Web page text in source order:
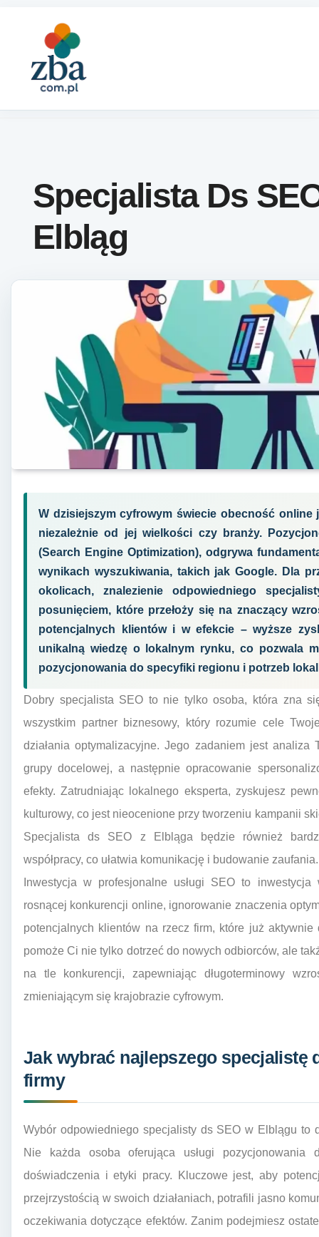
Specjalista Ds
Elbląg
W dzisiejszym cyfrowym świecie obecność
niezależnie od jej wielkości czy branży.
(Search Engine Optimization), odgrywa
wynikach wyszukiwania, takich jak Google. Dla
okolicach, znalezienie odpowiedniego
posunięciem, które przełoży się na znaczący
potencjalnych klientów i w efekcie – wyższe
unikalną wiedzę o lokalnym rynku, co pozwala
pozycjonowania do specyfiki regionu i potrzeb
Dobry specjalista SEO to nie tylko osoba, która zna
wszystkim partner biznesowy, który rozumie cele
działania optymalizacyjne. Jego zadaniem jest
grupy docelowej, a następnie opracowanie
efekty. Zatrudniając lokalnego eksperta, zyskujesz
kulturowy, co jest nieocenione przy tworzeniu kampanii
Specjalista ds SEO z Elbląga będzie również
współpracy, co ułatwia komunikację i budowanie zaufania.
Inwestycja w profesjonalne usługi SEO to
rosnącej konkurencji online, ignorowanie znaczenia
potencjalnych klientów na rzecz firm, które już
pomoże Ci nie tylko dotrzeć do nowych odbiorców, ale
na tle konkurencji, zapewniając długoterminowy
zmieniającym się krajobrazie cyfrowym.
Jak wybrać najlepszego specjalistę
firmy
Wybór odpowiedniego specjalisty ds SEO w Elblągu to
Nie każda osoba oferująca usługi pozycjonowania
doświadczenia i etyki pracy. Kluczowe jest, aby
przejrzystością w swoich działaniach, potrafili jasno
oczekiwania dotyczące efektów. Zanim podejmiesz